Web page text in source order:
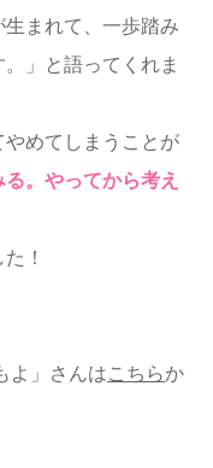
まれて、一歩踏み
」と語ってくれま
めてしまうことが
。やってから考え
！
よ」さんはこちらか